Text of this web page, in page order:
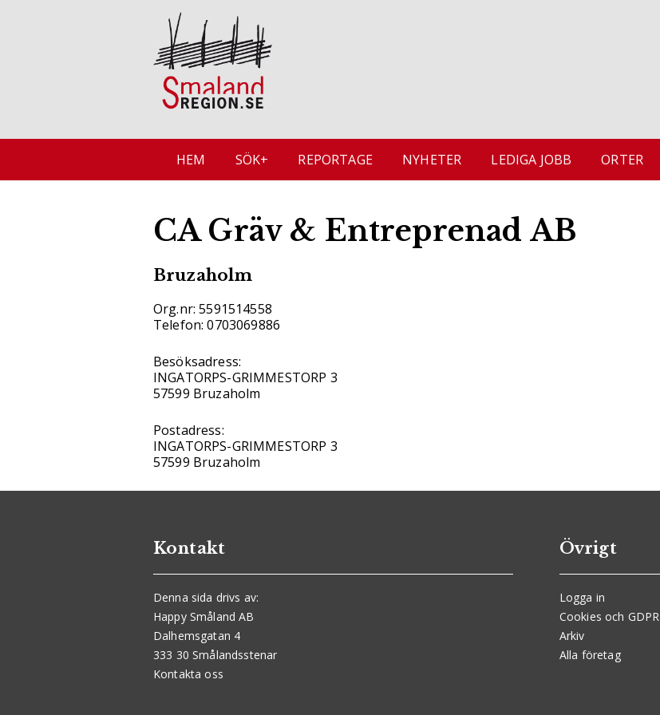
HEM SÖK+ REPORTAGE NYHETER LEDIGA JOBB ORTER
CA Gräv & Entreprenad AB
Bruzaholm
Org.nr: 5591514558
Telefon: 0703069886
Besöksadress:
INGATORPS-GRIMMESTORP 3
57599 Bruzaholm
Postadress:
INGATORPS-GRIMMESTORP 3
57599 Bruzaholm
Kontakt
Denna sida drivs av:
Happy Småland AB
Dalhemsgatan 4
333 30 Smålandsstenar
Kontakta oss
Övrigt
Logga in
Cookies och GDPR
Arkiv
Alla företag